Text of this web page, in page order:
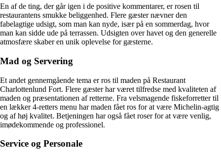
En af de ting, der går igen i de positive kommentarer, er rosen til
restaurantens smukke beliggenhed. Flere gæster nævner den
fabelagtige udsigt, som man kan nyde, især på en sommerdag, hvor
man kan sidde ude på terrassen. Udsigten over havet og den generelle
atmosfære skaber en unik oplevelse for gæsterne.
Mad og Servering
Et andet gennemgående tema er ros til maden på Restaurant
Charlottenlund Fort. Flere gæster har været tilfredse med kvaliteten af
maden og præsentationen af retterne. Fra velsmagende fiskeforretter til
en lækker 4-retters menu har maden fået ros for at være Michelin-agtig
og af høj kvalitet. Betjeningen har også fået roser for at være venlig,
imødekommende og professionel.
Service og Personale